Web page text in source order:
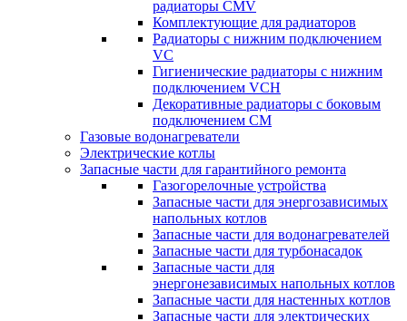
радиаторы CMV
Комплектующие для радиаторов
Радиаторы c нижним подключением
VC
Гигиенические радиаторы c нижним
подключением VCH
Декоративные радиаторы с боковым
подключением CM
Газовые водонагреватели
Электрические котлы
Запасные части для гарантийного ремонта
Газогорелочные устройства
Запасные части для энергозависимых
напольных котлов
Запасные части для водонагревателей
Запасные части для турбонасадок
Запасные части для
энергонезависимых напольных котлов
Запасные части для настенных котлов
Запасные части для электрических